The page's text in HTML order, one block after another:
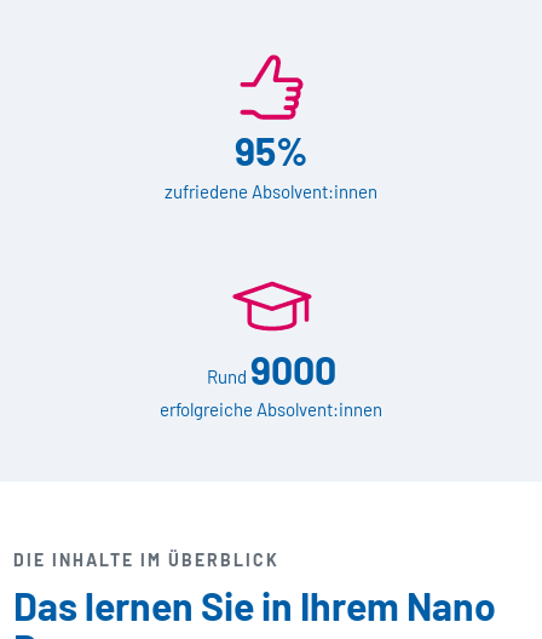
95%
zufriedene Absolvent:innen
Rund 9000
erfolgreiche Absolvent:innen
DIE INHALTE IM ÜBERBLICK
Das lernen Sie in Ihrem Nano